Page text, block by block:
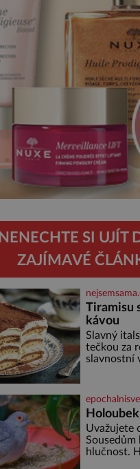
NENECHTE SI UJÍT
ZAJÍMAVÉ
Tiramisu
kávou
Slavný
tečkou za
slavnostní
osoby: 250 g mascarpone 3
vejce 80 g cukru 200 g
cukrářských
silné kávy 2 lžíce amaretta
kakao na
Oddělte
Uvažujete
Sousedům
hlučnost.